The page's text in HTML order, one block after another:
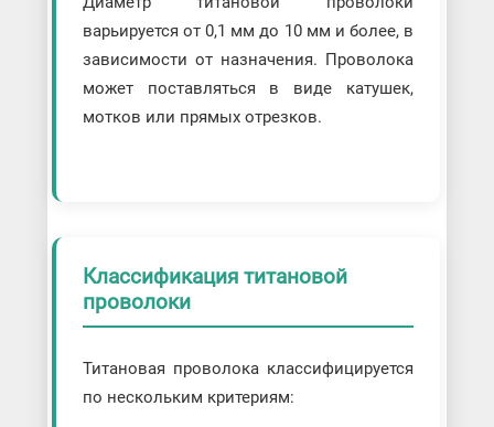
варьируется от 0,1 мм до 10 мм и более, в
зависимости от назначения. Проволока
может поставляться в виде катушек,
мотков или прямых отрезков.
Классификация титановой
проволоки
Титановая проволока классифицируется
по нескольким критериям: